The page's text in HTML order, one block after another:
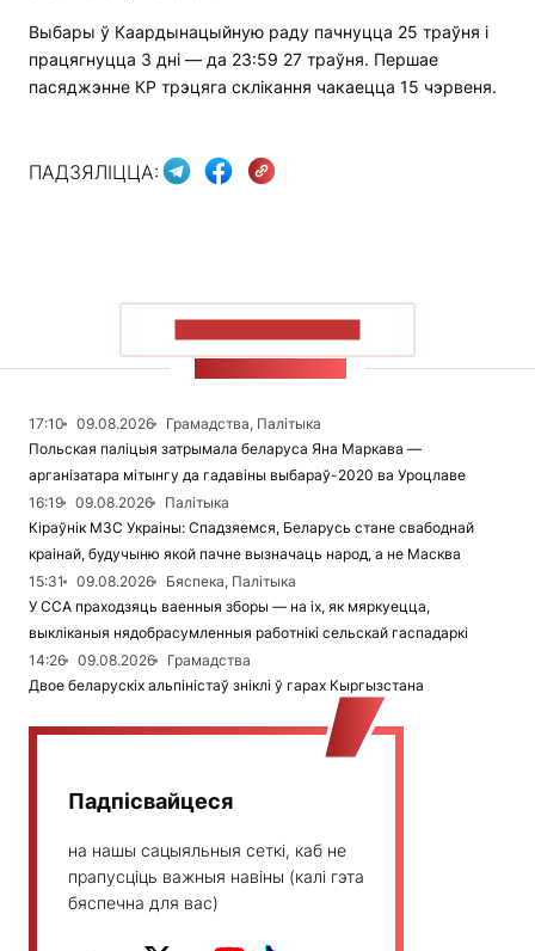
Выбары ў Каардынацыйную раду пачнуцца 25 траўня і
працягнуцца 3 дні — да 23:59 27 траўня. Першае
пасяджэнне КР трэцяга склікання чакаецца 15 чэрвеня.
ПАДЗЯЛІЦЦА:
17:10 09.08.2026
Грамадства, Палітыка
Польская паліцыя затрымала беларуса Яна Маркава —
арганізатара мітынгу да гадавіны выбараў-2020 ва Уроцлаве
16:19
09.08.2026
Палітыка
Кіраўнік МЗС Украіны: Спадзяемся, Беларусь стане свабоднай
краінай, будучыню якой пачне вызначаць народ, а не Масква
15:31
09.08.2026
Бяспека, Палітыка
У ССА праходзяць ваенныя зборы — на іх, як мяркуецца,
выкліканыя нядобрасумленныя работнікі сельскай гаспадаркі
14:26
09.08.2026
Грамадства
Двое беларускіх альпіністаў зніклі ў гарах Кыргызстана
Падпісвайцеся
на нашы сацыяльныя сеткі, каб не
прапусціць важныя навіны (калі гэта
бяспечна для вас)